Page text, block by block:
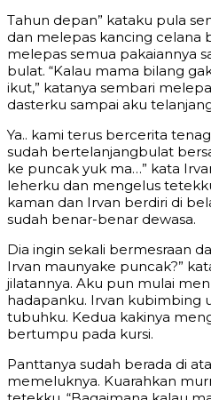
Tahun depan” kataku pula
dan melepas kancing celana
melepas semua pakaiannya
bulat. “Kalau mama bilang
ikut,” katanya sembari
dasterku sampai aku
Ya.. kami terus bercerita
sudah bertelanjangbulat
ke puncak yuk ma…” kata
leherku dan mengelus
kaman dan Irvan berdiri di
sudah benar-benar dewasa.
Dia ingin sekali bermesraan
Irvan maunyake puncak?”
jilatannya. Aku pun mulai
hadapanku. Irvan kubimbing
tubuhku. Kedua kakinya
bertumpu pada kursi.
Panttanya sudah berada di
memeluknya. Kuarahkan